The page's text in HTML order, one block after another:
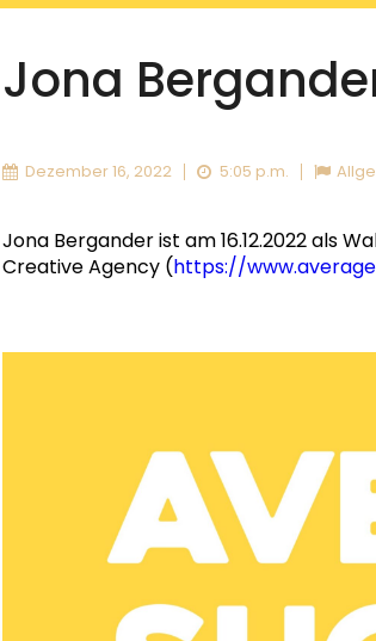
Jona
Dezember 16, 2022 5:05 p.m.
Jona Bergander ist am 16.12.2022 als
Creative Agency (https://